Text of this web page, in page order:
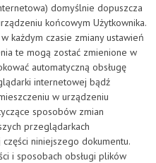
domyślnie dopuszcza
końcowym Użytkownika.
każdym czasie zmiany ustawień
te mogą zostać zmienione w
automatyczną obsługę
internetowej bądź
w urządzeniu
sposobów zmian
przeglądarkach
niniejszego dokumentu.
i sposobach obsługi plików